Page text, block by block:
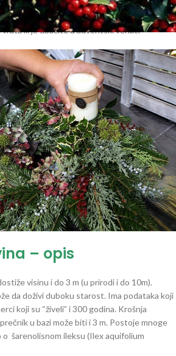
pažnju, ali pogledajte ove godine kada
U vreme predstojećih praznika stavite
ili je ubacite u adventski venac.
– opis
visinu i do 3 m (u prirodi i do 10m).
da doživi duboku starost. Ima podataka koji
koji su “živeli” i 300 godina. Krošnja
u bazi može biti i 3 m. Postoje mnoge
o šarenolisnom ileksu (Ilex aquifolium